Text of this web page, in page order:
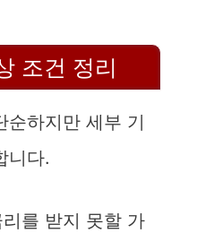
조건 정리
순하지만 세부 기
니다.
를 받지 못할 가